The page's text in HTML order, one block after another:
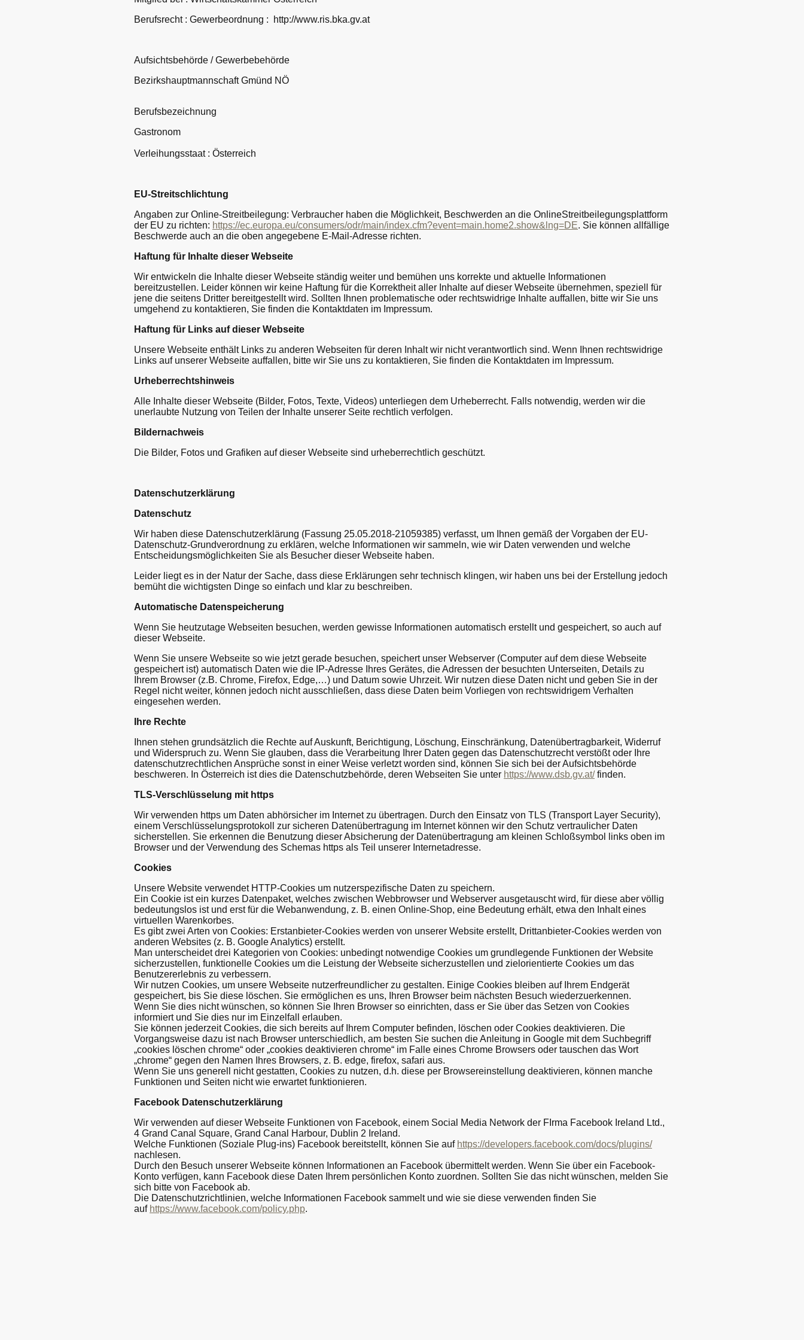
Berufsrecht : Gewerbeordnung : http://www.ris.bka.gv.at
Aufsichtsbehörde / Gewerbebehörde
Bezirkshauptmannschaft Gmünd NÖ
Berufsbezeichnung
Gastronom
Verleihungsstaat : Österreich
EU-Streitschlichtung
Angaben zur Online-Streitbeilegung: Verbraucher haben die Möglichkeit, Beschwerden an die OnlineStreitbeilegungsplattform
der EU zu richten: https://ec.europa.eu/consumers/odr/main/index.cfm?event=main.home2.show&lng=DE. Sie können allfällige
Beschwerde auch an die oben angegebene E-Mail-Adresse richten.
Haftung für Inhalte dieser Webseite
Wir entwickeln die Inhalte dieser Webseite ständig weiter und bemühen uns korrekte und aktuelle Informationen
bereitzustellen. Leider können wir keine Haftung für die Korrektheit aller Inhalte auf dieser Webseite übernehmen, speziell für
jene die seitens Dritter bereitgestellt wird. Sollten Ihnen problematische oder rechtswidrige Inhalte auffallen, bitte wir Sie uns
umgehend zu kontaktieren, Sie finden die Kontaktdaten im Impressum.
Haftung für Links auf dieser Webseite
Unsere Webseite enthält Links zu anderen Webseiten für deren Inhalt wir nicht verantwortlich sind. Wenn Ihnen rechtswidrige
Links auf unserer Webseite auffallen, bitte wir Sie uns zu kontaktieren, Sie finden die Kontaktdaten im Impressum.
Urheberrechtshinweis
Alle Inhalte dieser Webseite (Bilder, Fotos, Texte, Videos) unterliegen dem Urheberrecht. Falls notwendig, werden wir die
unerlaubte Nutzung von Teilen der Inhalte unserer Seite rechtlich verfolgen.
Bildernachweis
Die Bilder, Fotos und Grafiken auf dieser Webseite sind urheberrechtlich geschützt.
Datenschutzerklärung
Datenschutz
Wir haben diese Datenschutzerklärung (Fassung 25.05.2018-21059385) verfasst, um Ihnen gemäß der Vorgaben der EU-
Datenschutz-Grundverordnung zu erklären, welche Informationen wir sammeln, wie wir Daten verwenden und welche
Entscheidungsmöglichkeiten Sie als Besucher dieser Webseite haben.
Leider liegt es in der Natur der Sache, dass diese Erklärungen sehr technisch klingen, wir haben uns bei der Erstellung jedoch
bemüht die wichtigsten Dinge so einfach und klar zu beschreiben.
Automatische Datenspeicherung
Wenn Sie heutzutage Webseiten besuchen, werden gewisse Informationen automatisch erstellt und gespeichert, so auch auf
dieser Webseite.
Wenn Sie unsere Webseite so wie jetzt gerade besuchen, speichert unser Webserver (Computer auf dem diese Webseite
gespeichert ist) automatisch Daten wie die IP-Adresse Ihres Gerätes, die Adressen der besuchten Unterseiten, Details zu
Ihrem Browser (z.B. Chrome, Firefox, Edge,…) und Datum sowie Uhrzeit. Wir nutzen diese Daten nicht und geben Sie in der
Regel nicht weiter, können jedoch nicht ausschließen, dass diese Daten beim Vorliegen von rechtswidrigem Verhalten
eingesehen werden.
Ihre Rechte
Ihnen stehen grundsätzlich die Rechte auf Auskunft, Berichtigung, Löschung, Einschränkung, Datenübertragbarkeit, Widerruf
und Widerspruch zu. Wenn Sie glauben, dass die Verarbeitung Ihrer Daten gegen das Datenschutzrecht verstößt oder Ihre
datenschutzrechtlichen Ansprüche sonst in einer Weise verletzt worden sind, können Sie sich bei der Aufsichtsbehörde
beschweren. In Österreich ist dies die Datenschutzbehörde, deren Webseiten Sie unter https://www.dsb.gv.at/finden.
TLS-Verschlüsselung mit https
Wir verwenden https um Daten abhörsicher im Internet zu übertragen. Durch den Einsatz von TLS (Transport Layer Security),
einem Verschlüsselungsprotokoll zur sicheren Datenübertragung im Internet können wir den Schutz vertraulicher Daten
sicherstellen. Sie erkennen die Benutzung dieser Absicherung der Datenübertragung am kleinen Schloßsymbol links oben im
Browser und der Verwendung des Schemas https als Teil unserer Internetadresse.
Cookies
Unsere Website verwendet HTTP-Cookies um nutzerspezifische Daten zu speichern.
Ein Cookie ist ein kurzes Datenpaket, welches zwischen Webbrowser und Webserver ausgetauscht wird, für diese aber völlig
bedeutungslos ist und erst für die Webanwendung, z. B. einen Online-Shop, eine Bedeutung erhält, etwa den Inhalt eines
virtuellen Warenkorbes.
Es gibt zwei Arten von Cookies: Erstanbieter-Cookies werden von unserer Website erstellt, Drittanbieter-Cookies werden von
anderen Websites (z. B. Google Analytics) erstellt.
Man unterscheidet drei Kategorien von Cookies: unbedingt notwendige Cookies um grundlegende Funktionen der Website
sicherzustellen, funktionelle Cookies um die Leistung der Webseite sicherzustellen und zielorientierte Cookies um das
Benutzererlebnis zu verbessern.
Wir nutzen Cookies, um unsere Webseite nutzerfreundlicher zu gestalten. Einige Cookies bleiben auf Ihrem Endgerät
gespeichert, bis Sie diese löschen. Sie ermöglichen es uns, Ihren Browser beim nächsten Besuch wiederzuerkennen.
Wenn Sie dies nicht wünschen, so können Sie Ihren Browser so einrichten, dass er Sie über das Setzen von Cookies
informiert und Sie dies nur im Einzelfall erlauben.
Sie können jederzeit Cookies, die sich bereits auf Ihrem Computer befinden, löschen oder Cookies deaktivieren. Die
Vorgangsweise dazu ist nach Browser unterschiedlich, am besten Sie suchen die Anleitung in Google mit dem Suchbegriff
„cookies löschen chrome“ oder „cookies deaktivieren chrome“ im Falle eines Chrome Browsers oder tauschen das Wort
„chrome“ gegen den Namen Ihres Browsers, z. B. edge, firefox, safari aus.
Wenn Sie uns generell nicht gestatten, Cookies zu nutzen, d.h. diese per Browsereinstellung deaktivieren, können manche
Funktionen und Seiten nicht wie erwartet funktionieren.
Facebook Datenschutzerklärung
Wir verwenden auf dieser Webseite Funktionen von Facebook, einem Social Media Network der FIrma Facebook Ireland Ltd.,
4 Grand Canal Square, Grand Canal Harbour, Dublin 2 Ireland.
Welche Funktionen (Soziale Plug-ins) Facebook bereitstellt, können Sie auf https://developers.facebook.com/docs/plugins/
nachlesen.
Durch den Besuch unserer Webseite können Informationen an Facebook übermittelt werden. Wenn Sie über ein Facebook-
Konto verfügen, kann Facebook diese Daten Ihrem persönlichen Konto zuordnen. Sollten Sie das nicht wünschen, melden Sie
sich bitte von Facebook ab.
Die Datenschutzrichtlinien, welche Informationen Facebook sammelt und wie sie diese verwenden finden Sie
auf https://www.facebook.com/policy.php.